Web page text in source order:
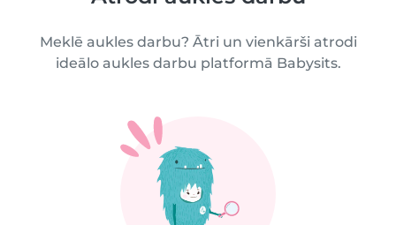
Meklē aukles darbu? Ātri un vienkārši atrodi
ideālo aukles darbu platformā Babysits.